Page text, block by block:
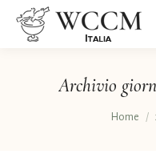
Archivio
Tu sei
Home